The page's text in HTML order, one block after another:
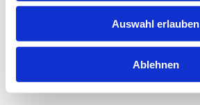
Auswahl erlauben
Ablehnen